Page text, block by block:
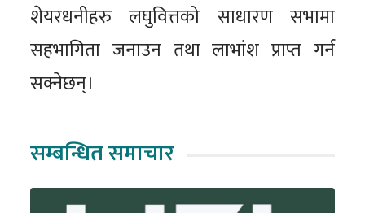
शेयरधनीहरु लघुवित्तको साधारण सभामा
सहभागिता जनाउन तथा लाभांश प्राप्त गर्न
सक्नेछन्।
सम्बन्धित समाचार